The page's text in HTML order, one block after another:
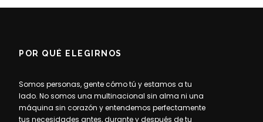
POR QUÉ ELEGIRNOS
Somos personas, gente cómo tú y estamos a tu
lado. No somos una multinacional sin alma ni una
máquina sin corazón y entendemos perfectamente
tus necesidades antes, durante y después de tu